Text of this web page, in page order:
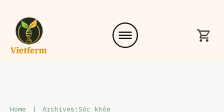
Home | Archives:Sức khỏe